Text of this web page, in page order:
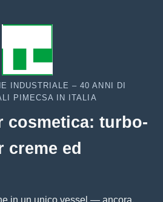
INDUSTRIALE – 40 ANNI DI
PIMECSA IN ITALIA
cosmetica: turbo-
creme ed
in un unico vessel — ancora,